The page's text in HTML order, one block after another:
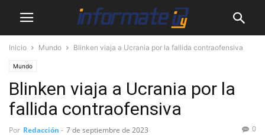
Inicio Mundo Blinken viaja a Ucrania por la fallida contraofensiva
Mundo
Blinken viaja a Ucrania por la
fallida contraofensiva
Por Redacción - 7 de septiembre de 2023 0